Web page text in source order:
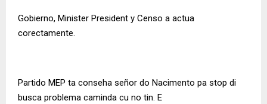
Gobierno, Minister President y Censo a actua
corectamente.
Partido MEP ta conseha señor do Nacimento pa stop di
busca problema caminda cu no tin. E